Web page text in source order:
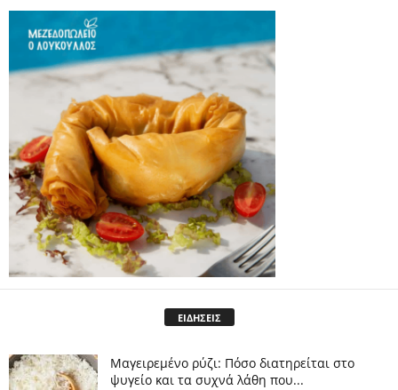
ΕΙΔΗΣΕΙΣ
Μαγειρεμένο ρύζι: Πόσο διατηρείται στο
ψυγείο και τα συχνά λάθη που...